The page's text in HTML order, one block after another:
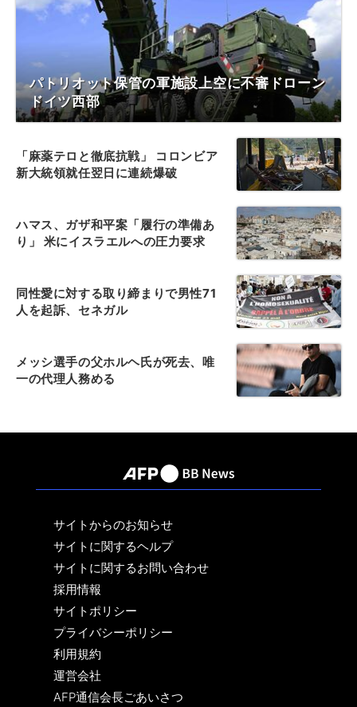
パトリオット保管の軍施設上空に不審ドローン
ドイツ西部
「麻薬テロと徹底抗戦」 コロンビア
新大統領就任翌日に連続爆破
ハマス、ガザ和平案「履行の準備あ
り」 米にイスラエルへの圧力要求
同性愛に対する取り締まりで男性71
人を起訴、セネガル
メッシ選手の父ホルヘ氏が死去、唯
一の代理人務める
サイトからのお知らせ
サイトに関するヘルプ
サイトに関するお問い合わせ
採用情報
サイトポリシー
プライバシーポリシー
利用規約
運営会社
AFP通信会長ごあいさつ